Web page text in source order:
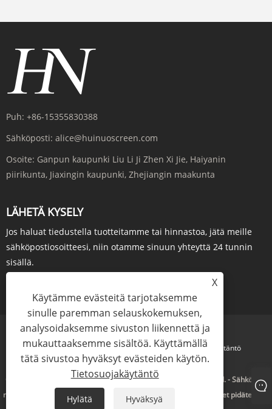
Puh: +86-15355830388
Sähköposti: alice@huinuoscreen.com
Osoite: Ganpun kaupunki Liu Li Ji Zhen Xi Jie, Haiyanin
piirikunta, Jiaxingin kaupunki, Zhejiangin maakunta
LÄHETÄ KYSELY
Jos haluat tiedustella tuotteitamme tai hinnastoa, jätä meille
sähköpostiosoitteesi, niin otamme sinuun yhteyttä 24 tunnin
sisällä.
Links Sitemap RSS XML Tietosuojakäytäntö
Copyright © 2023 Zhejiang Huinuo Intelligent Technology Co., Ltd. - Sähköinen
näyttö, kolmijalan näyttö, kiinteän kehyksen näyttö - Kaikki oikeudet pidätetään.
X
Käytämme evästeitä tarjotaksemme
sinulle paremman selauskokemuksen,
analysoidaksemme sivuston liikennettä ja
mukauttaaksemme sisältöä. Käyttämällä
tätä sivustoa hyväksyt evästeiden käytön.
Tietosuojakäytäntö
Hylätä Hyväksyä